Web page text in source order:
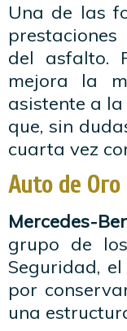
Una de las
del asfalto.
mejora la
asistente a
que, sin
cuarta vez
Auto de Oro
Mercedes-
grupo de
Seguridad,
por
una